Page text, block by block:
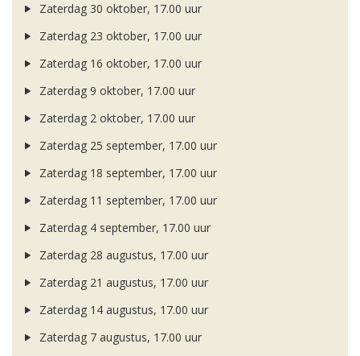
Zaterdag 30 oktober, 17.00 uur
Zaterdag 23 oktober, 17.00 uur
Zaterdag 16 oktober, 17.00 uur
Zaterdag 9 oktober, 17.00 uur
Zaterdag 2 oktober, 17.00 uur
Zaterdag 25 september, 17.00 uur
Zaterdag 18 september, 17.00 uur
Zaterdag 11 september, 17.00 uur
Zaterdag 4 september, 17.00 uur
Zaterdag 28 augustus, 17.00 uur
Zaterdag 21 augustus, 17.00 uur
Zaterdag 14 augustus, 17.00 uur
Zaterdag 7 augustus, 17.00 uur